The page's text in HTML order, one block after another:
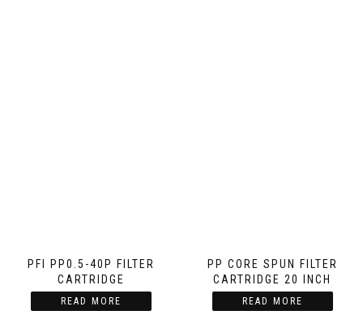
PFI PP0.5-40P FILTER
CARTRIDGE
READ MORE
PP CORE SPUN FILTER
CARTRIDGE 20 INCH
READ MORE